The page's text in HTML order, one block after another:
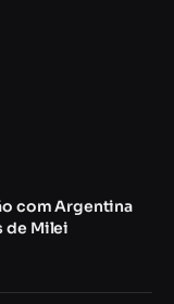
com Argentina
de Milei